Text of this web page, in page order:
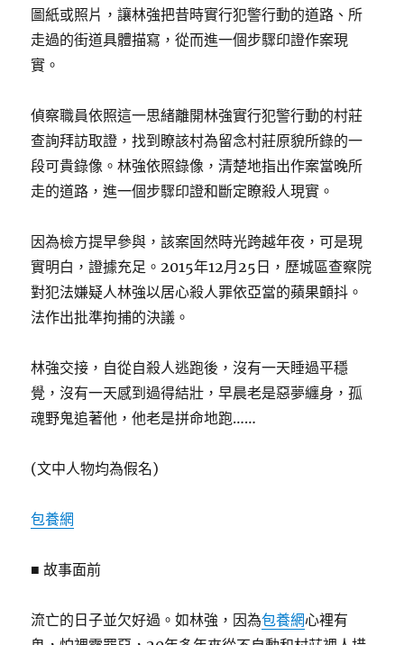
圖紙或照片，讓林強把昔時實行犯警行動的道路、所
走過的街道具體描寫，從而進一個步驟印證作案現
實。
偵察職員依照這一思緒離開林強實行犯警行動的村莊
查詢拜訪取證，找到瞭該村為留念村莊原貌所錄的一
段可貴錄像。林強依照錄像，清楚地指出作案當晚所
走的道路，進一個步驟印證和斷定瞭殺人現實。
因為檢方提早參與，該案固然時光跨越年夜，可是現
實明白，證據充足。2015年12月25日，歷城區查察院
對犯法嫌疑人林強以居心殺人罪依亞當的蘋果顫抖。
法作出批準拘捕的決議。
林強交接，自從自殺人逃跑後，沒有一天睡過平穩
覺，沒有一天感到過得結壯，早晨老是惡夢纏身，孤
魂野鬼追著他，他老是拼命地跑……
(文中人物均為假名)
包養網
■ 故事面前
流亡的日子並欠好過。如林強，因為包養網心裡有